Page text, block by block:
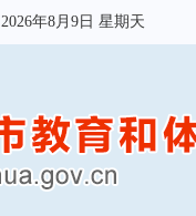
2026年8月9日 星期天